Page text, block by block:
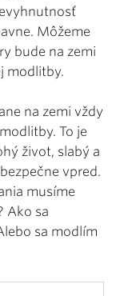
Môžeme
bude na zemi
modlitby.
na zemi vždy
To je
život, slabý a
vpred.
musíme
Ako sa
sa modlím